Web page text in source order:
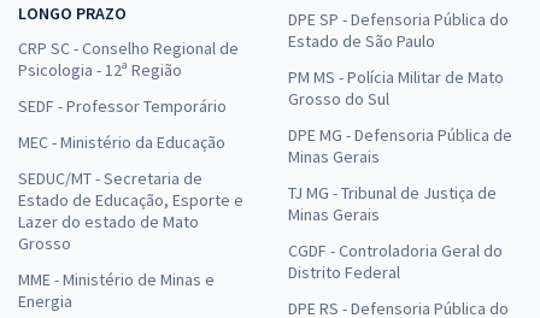
LONGO PRAZO
CRP SC - Conselho Regional de
Psicologia - 12ª Região
SEDF - Professor Temporário
MEC - Ministério da Educação
SEDUC/MT - Secretaria de
Estado de Educação, Esporte e
Lazer do estado de Mato
Grosso
MME - Ministério de Minas e
Energia
DPE SP - Defensoria Pública do
Estado de São Paulo
PM MS - Polícia Militar de Mato
Grosso do Sul
DPE MG - Defensoria Pública de
Minas Gerais
TJ MG - Tribunal de Justiça de
Minas Gerais
CGDF - Controladoria Geral do
Distrito Federal
DPE RS - Defensoria Pública do